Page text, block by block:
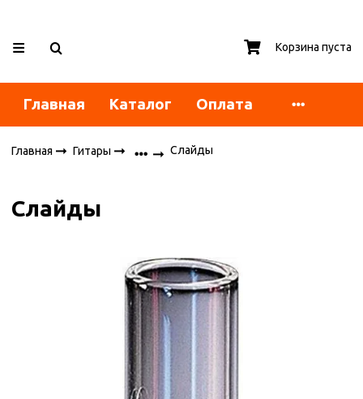
Корзина пуста
Главная Каталог Оплата
Главная Гитары Слайды
Слайды